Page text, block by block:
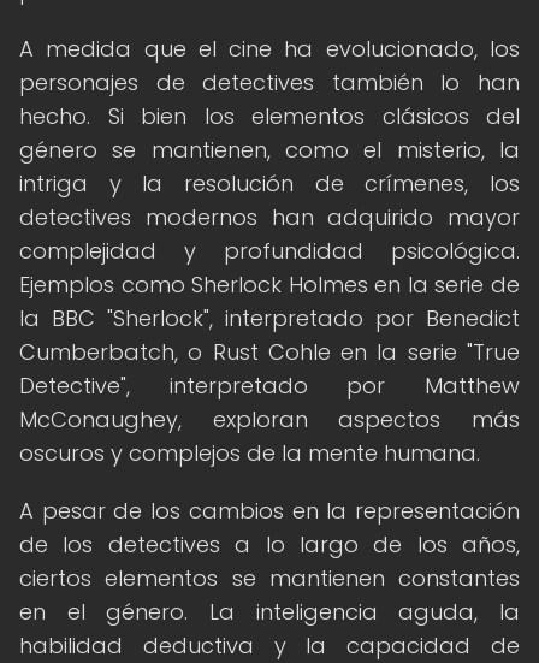
A medida que el cine ha evolucionado, los
personajes de detectives también lo han
hecho. Si bien los elementos clásicos del
género se mantienen, como el misterio, la
intriga y la resolución de crímenes, los
detectives modernos han adquirido mayor
complejidad y profundidad psicológica.
Ejemplos como Sherlock Holmes en la serie de
la BBC "Sherlock", interpretado por Benedict
Cumberbatch, o Rust Cohle en la serie "True
Detective", interpretado por Matthew
McConaughey, exploran aspectos más
oscuros y complejos de la mente humana.
A pesar de los cambios en la representación
de los detectives a lo largo de los años,
ciertos elementos se mantienen constantes
en el género. La inteligencia aguda, la
habilidad deductiva y la capacidad de